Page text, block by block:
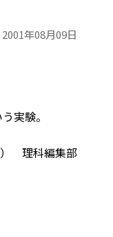
2001年08月09日
実験。
理科編集部